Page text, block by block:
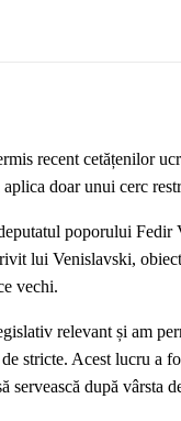
recent cetățenilor
doar unui cerc
poporului
lui Venislavski,
vechi.
relevant și am
stricte. Acest lucru a
servească după vârsta